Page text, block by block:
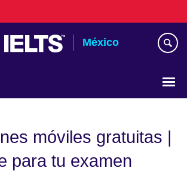
México
móviles gratuitas |
para tu examen